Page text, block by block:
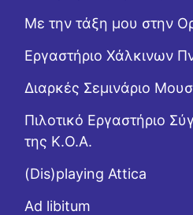
Με την τάξη μου στην
Εργαστήριo Χάλκινων
Διαρκές Σεμινάριο
Πιλοτικό Εργαστήριο
της Κ.Ο.Α.
(Dis)playing Attica
Ad libitum